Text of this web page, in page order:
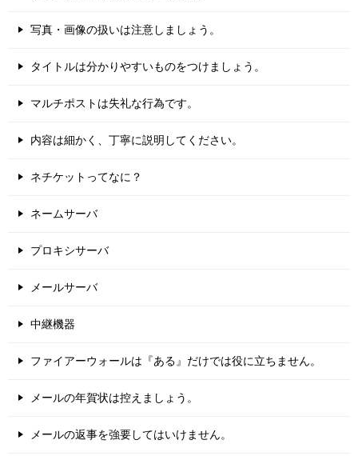
写真・画像の扱いは注意しましょう。
タイトルは分かりやすいものをつけましょう。
マルチポストは失礼な行為です。
内容は細かく、丁寧に説明してください。
ネチケットってなに？
ネームサーバ
プロキシサーバ
メールサーバ
中継機器
ファイアーウォールは『ある』だけでは役に立ちません。
メールの年賀状は控えましょう。
メールの返事を強要してはいけません。